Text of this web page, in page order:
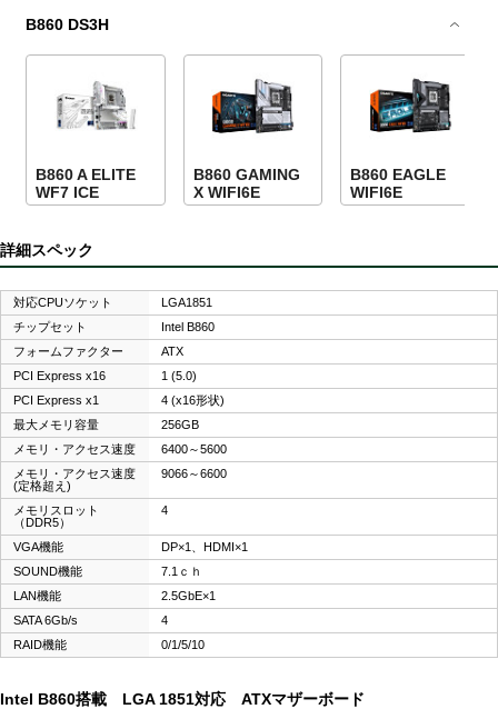
B860 DS3H
B860 A ELITE
WF7 ICE
B860 GAMING
X WIFI6E
B860 EAGLE
WIFI6E
詳細スペック
対応CPUソケット
LGA1851
チップセット
Intel B860
フォームファクター
ATX
PCI Express x16
1 (5.0)
PCI Express x1
4 (x16形状)
最大メモリ容量
256GB
メモリ・アクセス速度
6400～5600
メモリ・アクセス速度
(定格超え)
9066～6600
メモリスロット
（DDR5）
4
VGA機能
DP×1、HDMI×1
SOUND機能
7.1ｃｈ
LAN機能
2.5GbE×1
SATA 6Gb/s
4
RAID機能
0/1/5/10
Intel B860搭載 LGA 1851対応 ATXマザーボード